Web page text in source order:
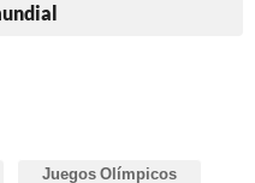
Juegos Olímpicos